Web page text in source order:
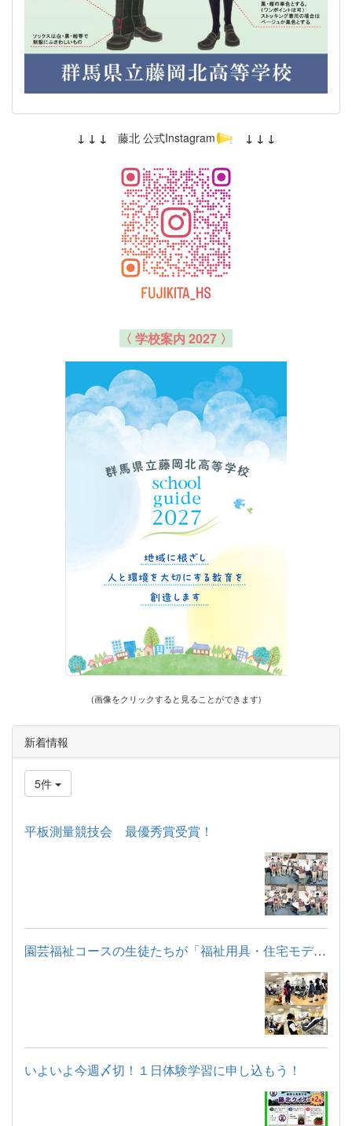
↓ ↓ ↓ 藤北 公式Instagram ↓ ↓ ↓
〈 学校案内 2027 〉
(画像をクリックすると見ることができます)
新着情報
5件
平板測量競技会 最優秀賞受賞！
園芸福祉コースの生徒たちが「福祉用具・住宅モデルルーム見学」...
いよいよ今週〆切！１日体験学習に申し込もう！